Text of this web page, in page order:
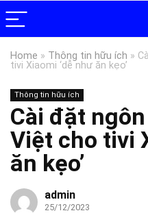
Home » Thông tin hữu ích »
tivi Xiaomi ‘dễ như ăn kẹo’
Thông tin hữu ích
Cài đặt
Việt cho tivi
ăn kẹo’
admin
25/12/2023